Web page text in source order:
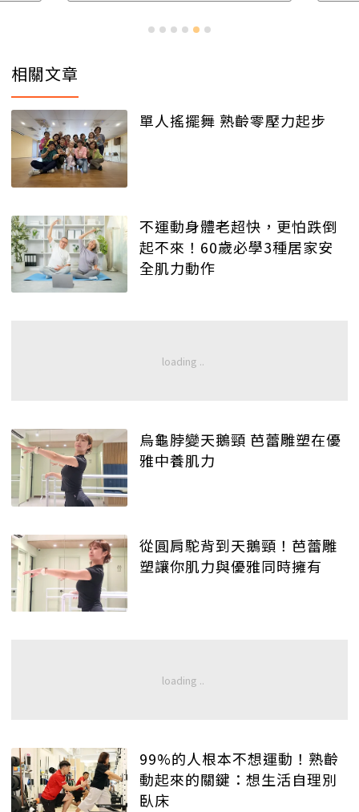
相關文章
單人搖擺舞 熟齡零壓力起步
不運動身體老超快，更怕跌倒
起不來！60歲必學3種居家安
全肌力動作
烏龜脖變天鵝頸 芭蕾雕塑在優
雅中養肌力
從圓肩駝背到天鵝頸！芭蕾雕
塑讓你肌力與優雅同時擁有
99%的人根本不想運動！熟齡
動起來的關鍵：想生活自理別
臥床